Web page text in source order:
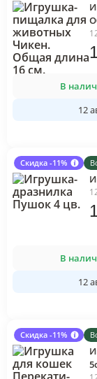
В
12
Скидка -11%
В
12
Скидка -11%